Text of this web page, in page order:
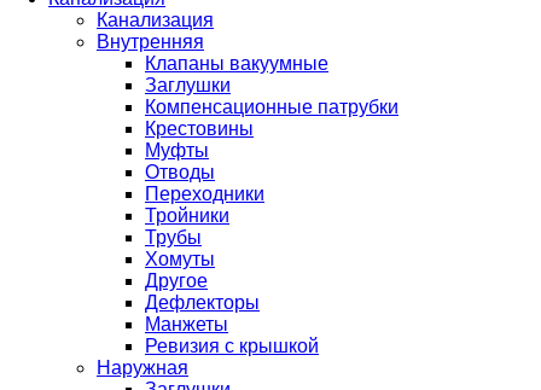
Канализация
Внутренняя
Клапаны вакуумные
Заглушки
Компенсационные патрубки
Крестовины
Муфты
Отводы
Переходники
Тройники
Трубы
Хомуты
Другое
Дефлекторы
Манжеты
Ревизия с крышкой
Наружная